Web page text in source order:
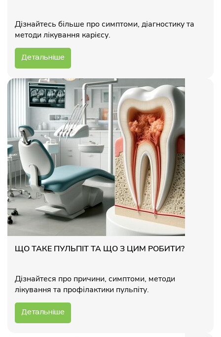
Дізнайтесь більше про симптоми, діагностику та
методи лікування карієсу.
Детальніше
ЩО ТАКЕ ПУЛЬПІТ ТА ЩО З ЦИМ РОБИТИ?
Дізнайтеся про причини, симптоми, методи
лікування та профілактики пульпіту.
Детальніше